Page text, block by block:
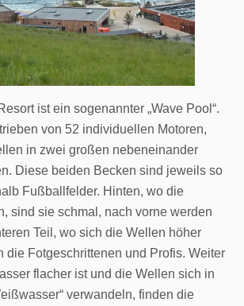
ist ein sogenannter „Wave Pool“.
von 52 individuellen Motoren,
in zwei großen nebeneinander
Diese beiden Becken sind jeweils so
Fußballfelder. Hinten, wo die
sind sie schmal, nach vorne werden
Teil, wo sich die Wellen höher
die Fotgeschrittenen und Profis. Weiter
flacher ist und die Wellen sich in
verwandeln, finden die